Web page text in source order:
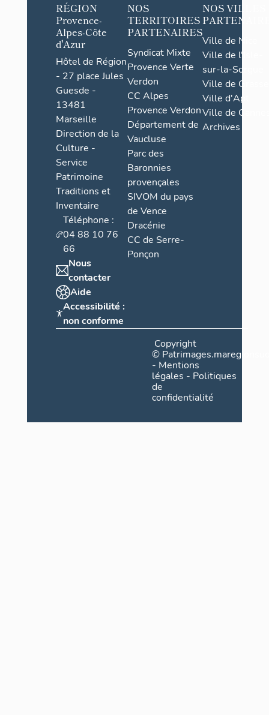
RÉGION
Provence-
Alpes-Côte
d'Azur
Hôtel de Région
- 27 place Jules
Guesde -
13481
Marseille
Direction de la
Culture -
Service
Patrimoine
Traditions et
Inventaire
Téléphone :
04 88 10 76
66
Nous
contacter
Aide
Accessibilité :
non conforme
NOS
TERRITOIRES
PARTENAIRES
Syndicat Mixte
Provence Verte
Verdon
CC Alpes
Provence Verdon
Département de
Vaucluse
Parc des
Baronnies
provençales
SIVOM du pays
de Vence
Dracénie
CC de Serre-
Ponçon
NOS VILLES
Ville de Nice
Ville de l'Isle-
sur-la-Sorgue
Ville de Grasse
Ville d'Apt
Ville de
Archives
Copyright
©
- Mentions
légales - Politiques
de
confidentialité